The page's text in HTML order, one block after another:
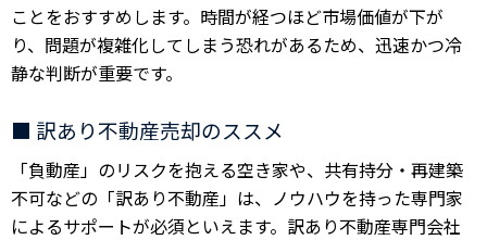
ことをおすすめします。時間が経つほど市場価値が下が
り、問題が複雑化してしまう恐れがあるため、迅速かつ冷
静な判断が重要です。
■ 訳あり不動産売却のススメ
「負動産」のリスクを抱える空き家や、共有持分・再建築
不可などの「訳あり不動産」は、ノウハウを持った専門家
によるサポートが必須といえます。訳あり不動産専門会社